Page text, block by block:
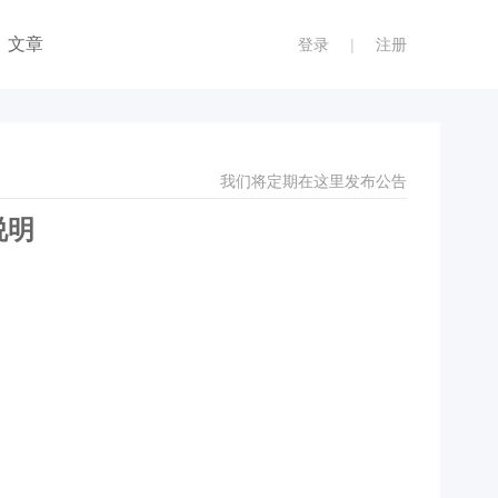
文章 登录 | 注册
我们将定期在这里发布公告